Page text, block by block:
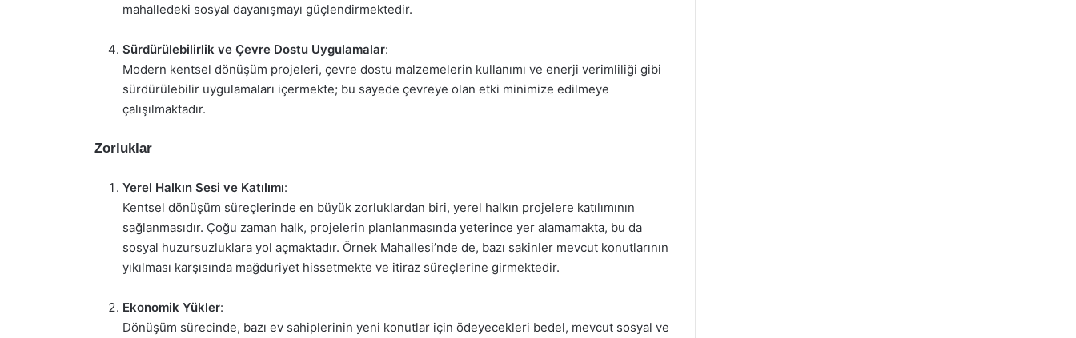
mahalledeki sosyal dayanışmayı güçlendirmektedir.
Sürdürülebilirlik ve Çevre Dostu Uygulamalar:
Modern kentsel dönüşüm projeleri, çevre dostu malzemelerin kullanımı ve enerji verimliliği gibi
sürdürülebilir uygulamaları içermekte; bu sayede çevreye olan etki minimize edilmeye
çalışılmaktadır.
Zorluklar
Yerel Halkın Sesi ve Katılımı:
Kentsel dönüşüm süreçlerinde en büyük zorluklardan biri, yerel halkın projelere katılımının
sağlanmasıdır. Çoğu zaman halk, projelerin planlanmasında yeterince yer alamamakta, bu da
sosyal huzursuzluklara yol açmaktadır. Örnek Mahallesi’nde de, bazı sakinler mevcut konutlarının
yıkılması karşısında mağduriyet hissetmekte ve itiraz süreçlerine girmektedir.
Ekonomik Yükler:
Dönüşüm sürecinde, bazı ev sahiplerinin yeni konutlar için ödeyecekleri bedel, mevcut sosyal ve